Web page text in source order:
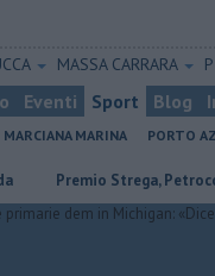
MASSA CARRARA
Eventi Sport Blog
MARCIANA MARINA PORTO
Strega, Petrocchi e